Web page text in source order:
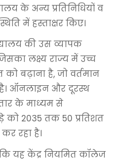
के अन्य प्रतिनिधियों व
में हस्ताक्षर किए।
की उस व्यापक
लक्ष्य राज्य में उच्च
को बढ़ाना है, जो वर्तमान
ऑनलाइन और दूरस्थ
के माध्यम से
को 2035 तक 50 प्रतिशत
रहा है।
यह केंद्र नियमित कॉलेज